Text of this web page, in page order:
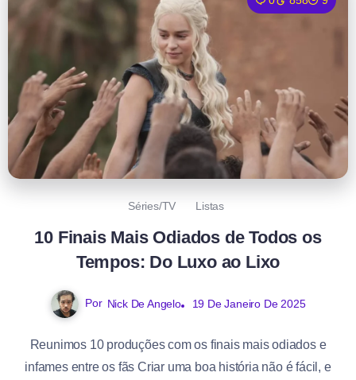
Séries/TV Listas
10 Finais Mais Odiados de Todos os
Tempos: Do Luxo ao Lixo
Por Nick De Angelo 19 De Janeiro De 2025
Reunimos 10 produções com os finais mais odiados e
infames entre os fãs Criar uma boa história não é fácil, e